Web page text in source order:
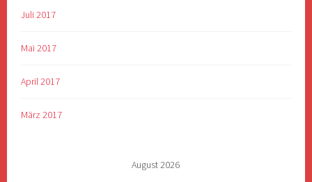
Juli 2017
Mai 2017
April 2017
März 2017
August 2026